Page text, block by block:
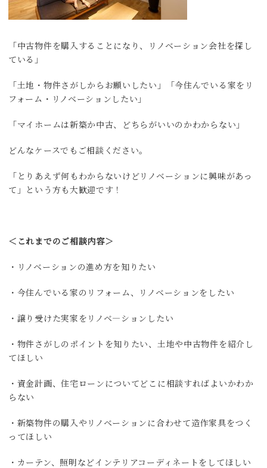
「中古物件を購入することになり、リノベーション会社を探し
ている」
「土地・物件さがしからお願いしたい」「今住んでいる家をリ
フォーム・リノベーションしたい」
「マイホームは新築か中古、どちらがいいのかわからない」
どんなケースでもご相談ください。
「とりあえず何もわからないけどリノベーションに興味があっ
て」という方も大歓迎です！
＜これまでのご相談内容＞
・リノベーションの進め方を知りたい
・今住んでいる家のリフォーム、リノベーションをしたい
・譲り受けた実家をリノベ―ションしたい
・物件さがしのポイントを知りたい、土地や中古物件を紹介し
てほしい
・資金計画、住宅ローンについてどこに相談すればよいかわか
らない
・新築物件の購入やリノベーションに合わせて造作家具をつく
ってほしい
・カーテン、照明などインテリアコーディネートをしてほしい